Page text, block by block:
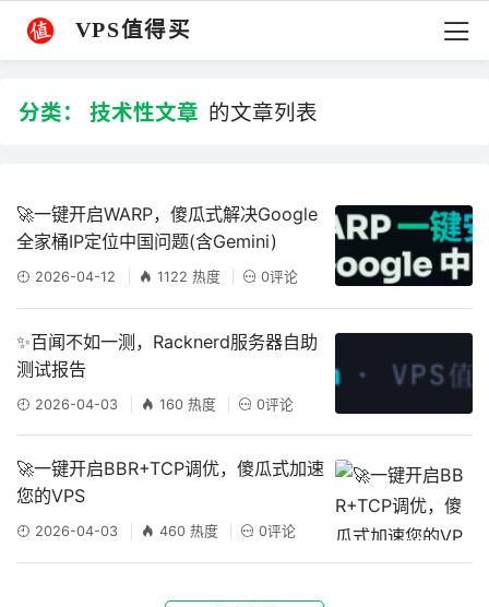
VPS值得买
分类： 技术性文章 的文章列表
🚀一键开启WARP，傻瓜式解决Google
全家桶IP定位中国问题(含Gemini)
2026-04-12 1122 热度 0评论
✨百闻不如一测，Racknerd服务器自助
测试报告
2026-04-03 160 热度 0评论
🚀一键开启BBR+TCP调优，傻瓜式加速
您的VPS
2026-04-03 460 热度 0评论